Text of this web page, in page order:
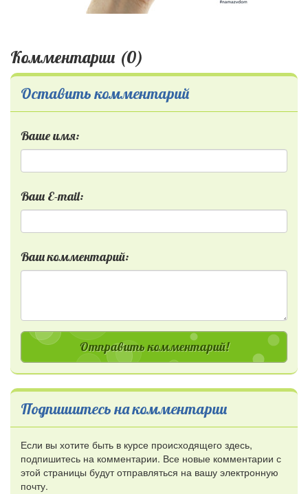
Комментарии (0)
Оставить комментарий
Ваше имя:
Ваш E-mail:
Ваш комментарий:
Отправить комментарий!
Подпишитесь на комментарии
Если вы хотите быть в курсе происходящего здесь,
подпишитесь на комментарии. Все новые комментарии с
этой страницы будут отправляться на вашу электронную
почту.